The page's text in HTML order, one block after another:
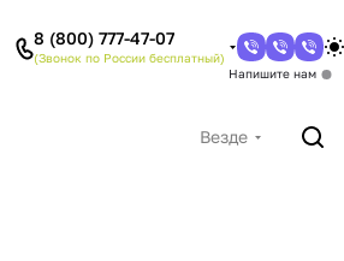
8 (800) 777-47-07
(Звонок по России бесплатный)
Напишите нам
Везде